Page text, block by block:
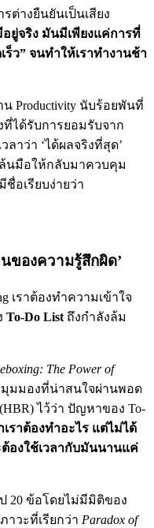
ต่างยืนยันเป็นเสียง
ยู่จริง มันมีเพียงแค่การที่
ร็ว” จนทำให้เราทำงานช้า
Productivity นับร้อยพันที่
ได้รับการยอมรับจาก
าว่า ‘ได้ผลจริงที่สุด’
นมือให้กลับมาควบคุม
อเรียบง่ายว่า
นของความรู้สึกผิด’
เราต้องทำความเข้าใจ
To-Do List ถึงกำลังล้ม
The Power of
มุมมองที่น่าสนใจผ่านพอด
(HBR) ไว้ว่า ปัญหาของ To-
ราต้องทำอะไร แต่ไม่ได้
องใช้เวลากับมันนานแค่
20 ข้อโดยไม่มีมิติของ
าวะที่เรียกว่า Paradox of